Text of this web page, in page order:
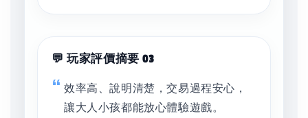
💬 玩家評價摘要 03
效率高、說明清楚，交易過程安心，
讓大人小孩都能放心體驗遊戲。